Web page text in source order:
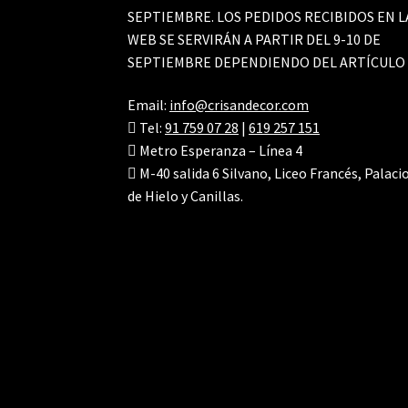
SEPTIEMBRE. LOS PEDIDOS RECIBIDOS EN
WEB SE SERVIRÁN A PARTIR DEL 9-10 DE
SEPTIEMBRE DEPENDIENDO DEL ARTÍCULO
Email: info@crisandecor.com
Tel:91 759 07 28 |619 257 151
Metro Esperanza – Línea 4
M-40 salida 6 Silvano, Liceo Francés,
de Hielo y Canillas.